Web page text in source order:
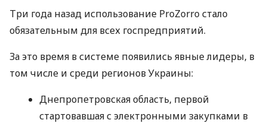
Три года назад использование ProZorro стало
обязательным для всех госпредприятий.
За это время в системе появились явные лидеры, в
том числе и среди регионов Украины:
Днепропетровская область, первой
стартовавшая с электронными закупками в